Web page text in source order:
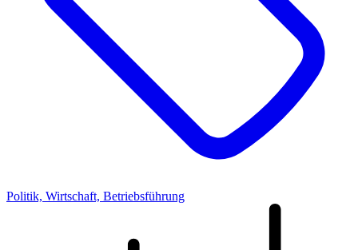
Politik, Wirtschaft, Betriebsführung